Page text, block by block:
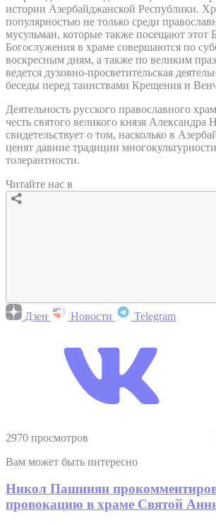
истории Азербайджанской Республики.
популярностью не только среди
мусульман, которые также посещают этот
Богослужения в храме совершаются по
воскресным дням, а также по великим
ведется духовно-просветительская
беседы перед таинствами Крещения и
Деятельность русского православного
честь святого великого князя Александра
свидетельствует о том, насколько в
ценят давние традиции
толерантности.
Читайте нас в
Дзен Новости Telegram
2970 просмотров
Вам может быть интересно
Никол Пашинян
провокацию в храме Святой